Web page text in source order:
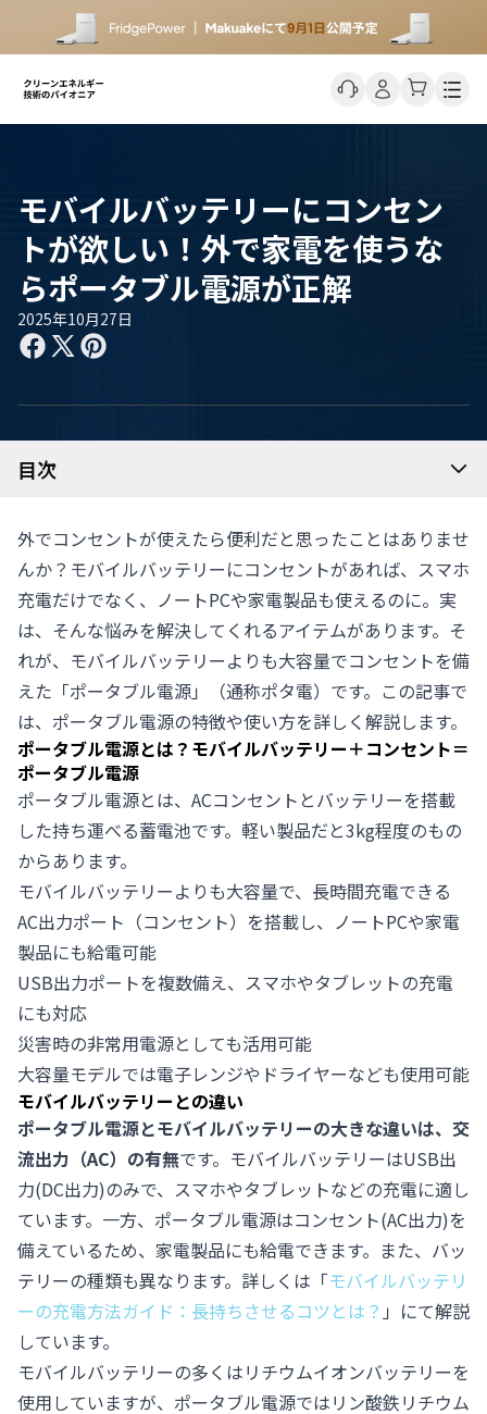
モバイルバッテリーにコンセン
トが欲しい！外で家電を使うな
らポータブル電源が正解
2025年10月27日
目次
外でコンセントが使えたら便利だと思ったことはありませ
んか？モバイルバッテリーにコンセントがあれば、スマホ
充電だけでなく、ノートPCや家電製品も使えるのに。実
は、そんな悩みを解決してくれるアイテムがあります。そ
れが、モバイルバッテリーよりも大容量でコンセントを備
えた「ポータブル電源」（通称ポタ電）です。この記事で
は、ポータブル電源の特徴や使い方を詳しく解説します。
ポータブル電源とは？モバイルバッテリー＋コンセント＝
ポータブル電源
ポータブル電源とは、ACコンセントとバッテリーを搭載
した持ち運べる蓄電池です。軽い製品だと3kg程度のもの
からあります。
モバイルバッテリーよりも大容量で、長時間充電できる
AC出力ポート（コンセント）を搭載し、ノートPCや家電
製品にも給電可能
USB出力ポートを複数備え、スマホやタブレットの充電
にも対応
災害時の非常用電源としても活用可能
大容量モデルでは電子レンジやドライヤーなども使用可能
モバイルバッテリーとの違い
ポータブル電源とモバイルバッテリーの大きな違いは、交
流出力（AC）の有無です。モバイルバッテリーはUSB出
力(DC出力)のみで、スマホやタブレットなどの充電に適し
ています。一方、ポータブル電源はコンセント(AC出力)を
備えているため、家電製品にも給電できます。また、バッ
テリーの種類も異なります。詳しくは「モバイルバッテリ
ーの充電方法ガイド：長持ちさせるコツとは？ 」にて解説
しています。
モバイルバッテリーの多くはリチウムイオンバッテリーを
使用していますが、ポータブル電源ではリン酸鉄リチウム